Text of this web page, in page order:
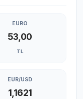
EURO
53,00
TL
EUR/USD
1,1621